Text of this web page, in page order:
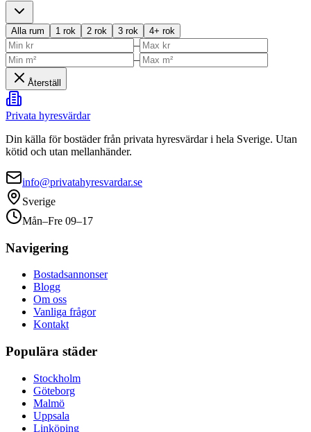
Alla rum 1 rok 2 rok 3 rok 4+ rok
–
–
Återställ
Privata hyresvärdar
Din källa för bostäder från privata hyresvärdar i hela Sverige. Utan
kötid och utan mellanhänder.
info@privatahyresvardar.se
Sverige
Mån–Fre 09–17
Navigering
Bostadsannonser
Blogg
Om oss
Vanliga frågor
Kontakt
Populära städer
Stockholm
Göteborg
Malmö
Uppsala
Linköping